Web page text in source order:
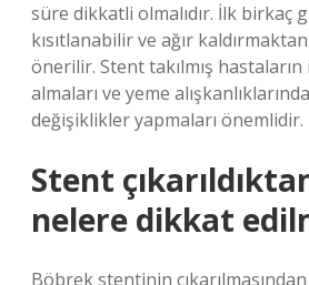
süre dikkatli olmalıdır. İlk birkaç
kısıtlanabilir ve ağır kaldırmaktan
önerilir. Stent takılmış hastaların
almaları ve yeme
değişiklikler yapmaları önemlidir.
Stent
nelere dikkat
Böbrek stentinin